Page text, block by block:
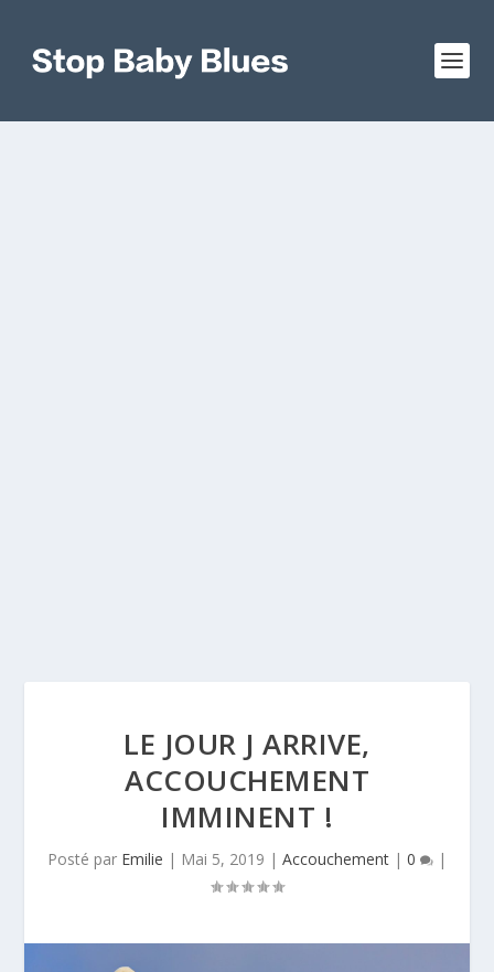
LE JOUR J ARRIVE,
ACCOUCHEMENT
IMMINENT !
Posté par Emilie | Mai 5, 2019 | Accouchement | 0 |